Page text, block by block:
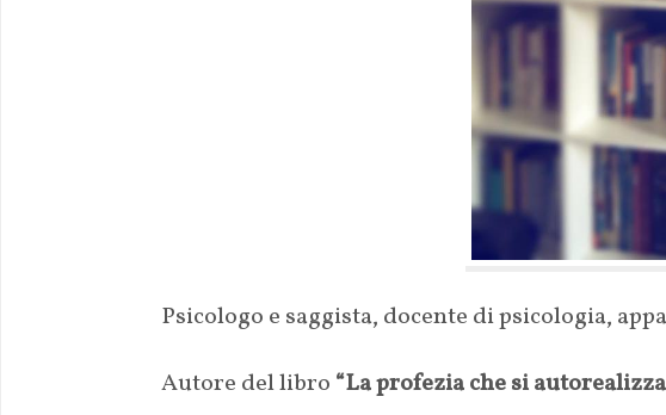
Psicologo e saggista, docente di psicologia,
Autore del libro “La profezia che si